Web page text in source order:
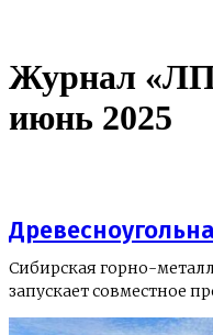
Журнал
июнь 2025
Сибирская горно-
запускает совместное